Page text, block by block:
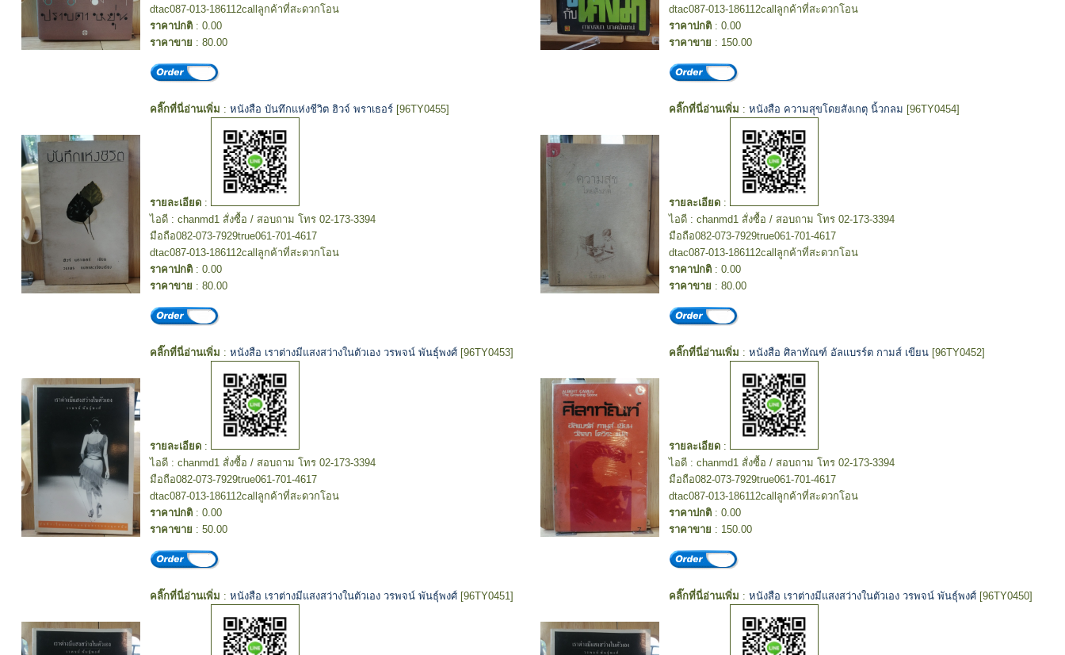
dtac087-013-186112callลูกค้าที่สะดวกโอน
ราคาปกติ : 0.00
ราคาขาย : 80.00
dtac087-013-186112callลูกค้าที่สะดวกโอน
ราคาปกติ : 0.00
ราคาขาย : 150.00
คลิ๊กที่นี่อ่านเพิ่ม : หนังสือ บันทึกแห่งชีวิต ฮิวจ์ พราเธอร์ [96TY0455]
รายละเอียด :
ไอดี : chanmd1 สั่งซื้อ / สอบถาม โทร 02-173-3394
มือถือ082-073-7929true061-701-4617
dtac087-013-186112callลูกค้าที่สะดวกโอน
ราคาปกติ : 0.00
ราคาขาย : 80.00
คลิ๊กที่นี่อ่านเพิ่ม : หนังสือ ความสุขโดยสังเกตุ นิ้วกลม [96TY0454]
รายละเอียด :
ไอดี : chanmd1 สั่งซื้อ / สอบถาม โทร 02-173-3394
มือถือ082-073-7929true061-701-4617
dtac087-013-186112callลูกค้าที่สะดวกโอน
ราคาปกติ : 0.00
ราคาขาย : 80.00
คลิ๊กที่นี่อ่านเพิ่ม : หนังสือ เราต่างมีแสงสว่างในตัวเอง วรพจน์ พันธุ์พงศ์ [96TY0453]
รายละเอียด :
ไอดี : chanmd1 สั่งซื้อ / สอบถาม โทร 02-173-3394
มือถือ082-073-7929true061-701-4617
dtac087-013-186112callลูกค้าที่สะดวกโอน
ราคาปกติ : 0.00
ราคาขาย : 50.00
คลิ๊กที่นี่อ่านเพิ่ม : หนังสือ ศิลาทัณฑ์ อัลแบรร์ต กามส์ เขียน [96TY0452]
รายละเอียด :
ไอดี : chanmd1 สั่งซื้อ / สอบถาม โทร 02-173-3394
มือถือ082-073-7929true061-701-4617
dtac087-013-186112callลูกค้าที่สะดวกโอน
ราคาปกติ : 0.00
ราคาขาย : 150.00
คลิ๊กที่นี่อ่านเพิ่ม : หนังสือ เราต่างมีแสงสว่างในตัวเอง วรพจน์ พันธุ์พงศ์ [96TY0451] คลิ๊กที่นี่อ่านเพิ่ม : หนังสือ เราต่างมีแสงสว่างในตัวเอง วรพจน์ พันธุ์พงศ์ [96TY0450]